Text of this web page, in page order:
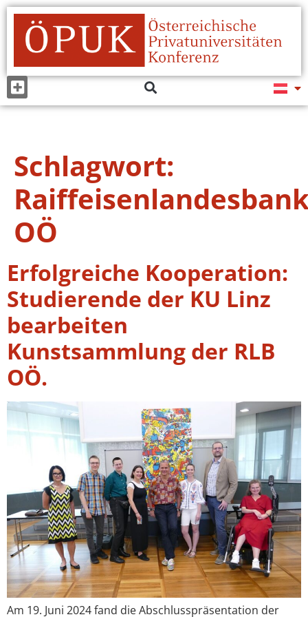
Schlagwort:
OÖ
Erfolgreiche Kooperation:
Studierende der KU Linz
bearbeiten
Kunstsammlung der RLB
OÖ.
Am 19. Juni 2024 fand die Abschlusspräsentation der